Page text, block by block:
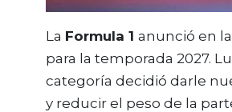
La Formula 1 anunció en
para la temporada 2027.
categoría decidió darle
y reducir el peso de la